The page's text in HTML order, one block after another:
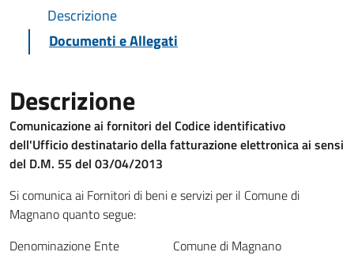
Descrizione
Documenti e Allegati
Descrizione
Comunicazione ai fornitori del Codice identificativo
dell'Ufficio destinatario della fatturazione elettronica ai sensi
del D.M. 55 del 03/04/2013
Si comunica ai Fornitori di beni e servizi per il Comune di
Magnano quanto segue:
Denominazione Ente Comune di Magnano